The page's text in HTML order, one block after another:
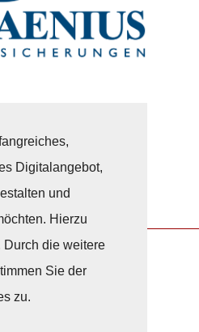
Digitalangebot,
und
Hierzu
die weitere
Sie der
zu.